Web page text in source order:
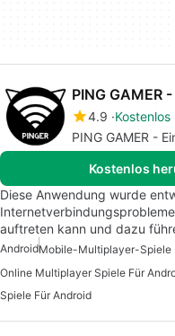
4.9 Kostenlos
PING GAMER -
Kostenlos
Diese Anwendung wurde
auftreten kann und dazu
AndroidMobile-Multiplayer-Spiele
Online Multiplayer Spiele Für
Spiele Für Android